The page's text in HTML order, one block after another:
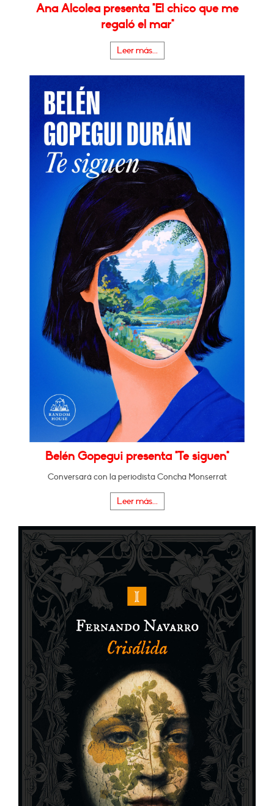
Ana Alcolea presenta "El chico que me
regaló el mar"
Leer más...
Belén Gopegui presenta "Te siguen"
Conversará con la periodista Concha Monserrat
Leer más...